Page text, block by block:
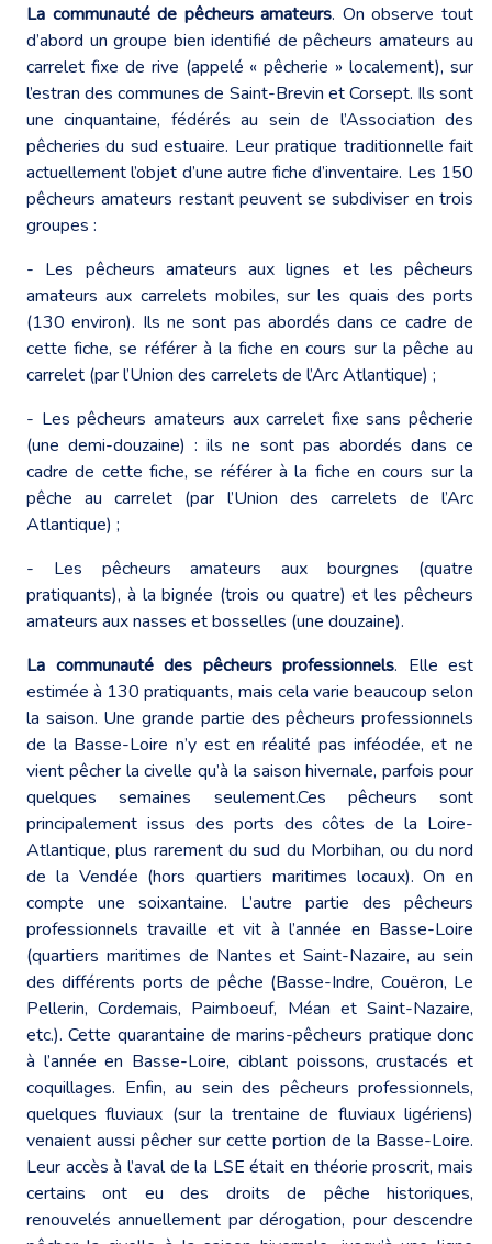
La communauté de pêcheurs amateurs. On observe tout
d’abord un groupe bien identifié de pêcheurs amateurs au
carrelet fixe de rive (appelé « pêcherie » localement), sur
l’estran des communes de Saint-Brevin et Corsept. Ils sont
une cinquantaine, fédérés au sein de l’Association des
pêcheries du sud estuaire. Leur pratique traditionnelle fait
actuellement l’objet d’une autre fiche d’inventaire. Les 150
pêcheurs amateurs restant peuvent se subdiviser en trois
groupes :
- Les pêcheurs amateurs aux lignes et les pêcheurs
amateurs aux carrelets mobiles, sur les quais des ports
(130 environ). Ils ne sont pas abordés dans ce cadre de
cette fiche, se référer à la fiche en cours sur la pêche au
carrelet (par l’Union des carrelets de l’Arc Atlantique) ;
- Les pêcheurs amateurs aux carrelet fixe sans pêcherie
(une demi-douzaine) : ils ne sont pas abordés dans ce
cadre de cette fiche, se référer à la fiche en cours sur la
pêche au carrelet (par l’Union des carrelets de l’Arc
Atlantique) ;
- Les pêcheurs amateurs aux bourgnes (quatre
pratiquants), à la bignée (trois ou quatre) et les pêcheurs
amateurs aux nasses et bosselles (une douzaine).
La communauté des pêcheurs professionnels. Elle est
estimée à 130 pratiquants, mais cela varie beaucoup selon
la saison. Une grande partie des pêcheurs professionnels
de la Basse-Loire n’y est en réalité pas inféodée, et ne
vient pêcher la civelle qu’à la saison hivernale, parfois pour
quelques semaines seulement.Ces pêcheurs sont
principalement issus des ports des côtes de la Loire-
Atlantique, plus rarement du sud du Morbihan, ou du nord
de la Vendée (hors quartiers maritimes locaux). On en
compte une soixantaine. L’autre partie des pêcheurs
professionnels travaille et vit à l’année en Basse-Loire
(quartiers maritimes de Nantes et Saint-Nazaire, au sein
des différents ports de pêche (Basse-Indre, Couëron, Le
Pellerin, Cordemais, Paimboeuf, Méan et Saint-Nazaire,
etc.). Cette quarantaine de marins-pêcheurs pratique donc
à l’année en Basse-Loire, ciblant poissons, crustacés et
coquillages. Enfin, au sein des pêcheurs professionnels,
quelques fluviaux (sur la trentaine de fluviaux ligériens)
venaient aussi pêcher sur cette portion de la Basse-Loire.
Leur accès à l’aval de la LSE était en théorie proscrit, mais
certains ont eu des droits de pêche historiques,
renouvelés annuellement par dérogation, pour descendre